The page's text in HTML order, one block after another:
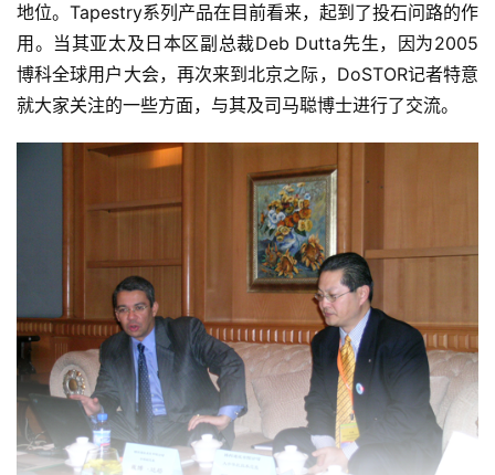
地位。Tapestry系列产品在目前看来，起到了投石问路的作
用。当其亚太及日本区副总裁Deb Dutta先生，因为2005
博科全球用户大会，再次来到北京之际，DoSTOR记者特意
就大家关注的一些方面，与其及司马聪博士进行了交流。